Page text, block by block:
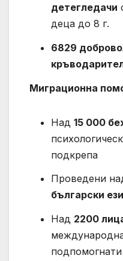
детегледачи
деца до 8 г.
6829
Миграционна
Над 15 000
подкрепа
Проведени
български
Над 2200